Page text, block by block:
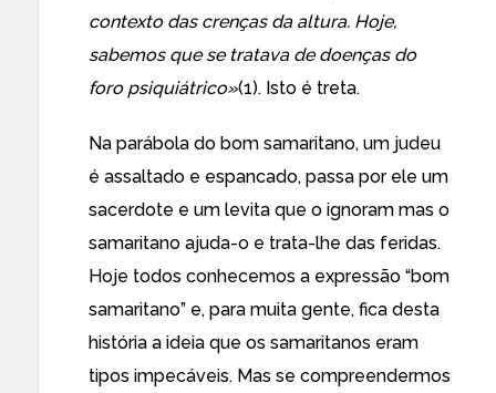
contexto das crenças da altura. Hoje,
sabemos que se tratava de doenças do
foro psiquiátrico»(1). Isto é treta.
Na parábola do bom samaritano, um judeu
é assaltado e espancado, passa por ele um
sacerdote e um levita que o ignoram mas o
samaritano ajuda-o e trata-lhe das feridas.
Hoje todos conhecemos a expressão “bom
samaritano” e, para muita gente, fica desta
história a ideia que os samaritanos eram
tipos impecáveis. Mas se compreendermos